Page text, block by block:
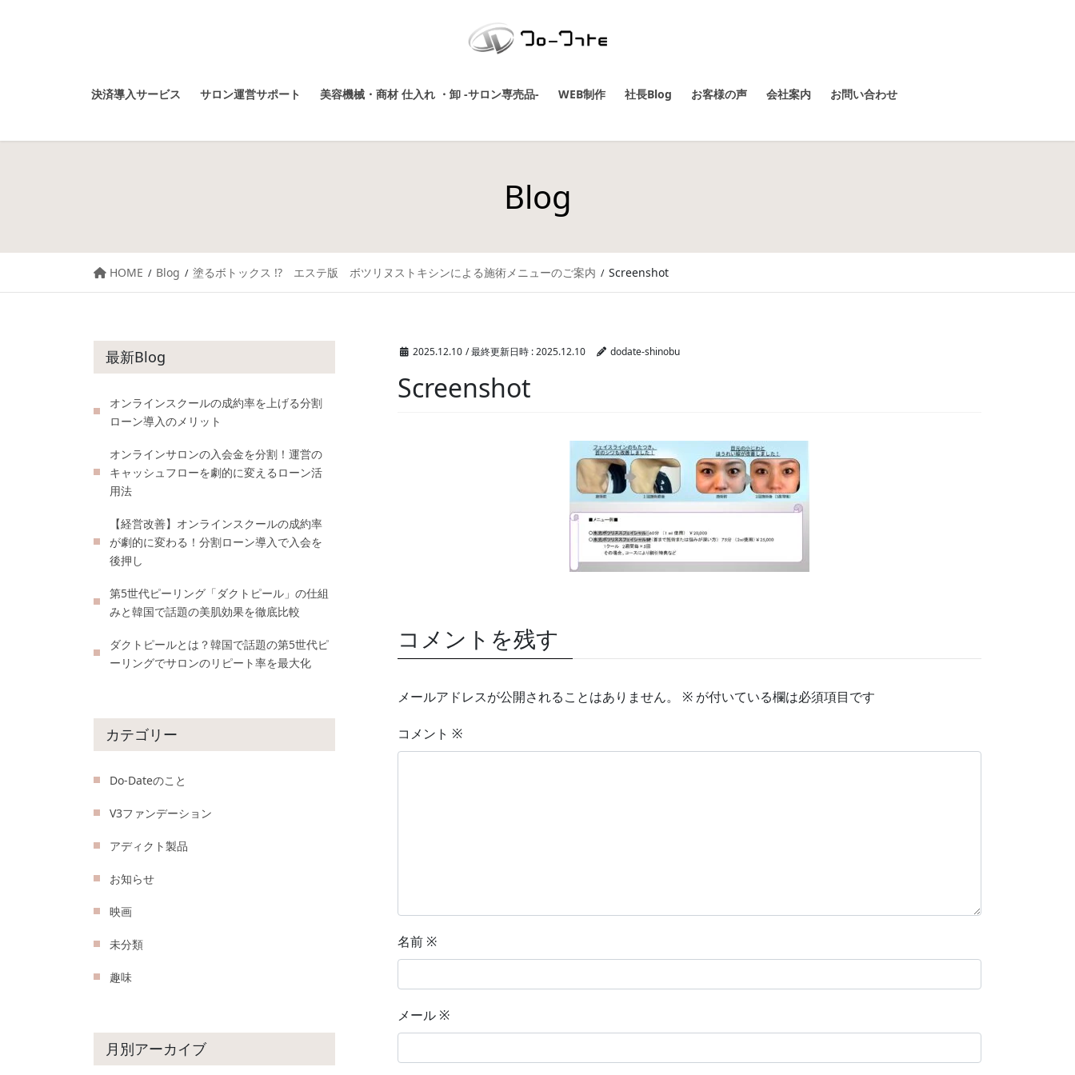
決済導入サービス サロン運営サポート 美容機械・商材 仕入れ ・卸 -サロン専売品- WEB制作 社長Blog お客様の声 会社案内 お問い合わせ
Blog
HOME Blog 塗るボトックス !? エステ版 ボツリヌストキシンによる施術メニューのご案内 Screenshot
2025.12.10 / 最終更新日時 :2025.12.10 dodate-shinobu
Screenshot
コメントを残す
メールアドレスが公開されることはありません。 ※ が付いている欄は必須項目です
コメント ※
名前 ※
メール ※
最新Blog
オンラインスクールの成約率を上げる分割
ローン導入のメリット
オンラインサロンの入会金を分割！運営の
キャッシュフローを劇的に変えるローン活
用法
【経営改善】オンラインスクールの成約率
が劇的に変わる！分割ローン導入で入会を
後押し
第5世代ピーリング「ダクトピール」の仕組
みと韓国で話題の美肌効果を徹底比較
ダクトピールとは？韓国で話題の第5世代ピ
ーリングでサロンのリピート率を最大化
カテゴリー
Do-Dateのこと
V3ファンデーション
アディクト製品
お知らせ
映画
未分類
趣味
月別アーカイブ